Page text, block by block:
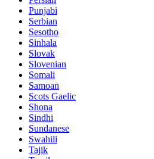
Punjabi
Serbian
Sesotho
Sinhala
Slovak
Slovenian
Somali
Samoan
Scots Gaelic
Shona
Sindhi
Sundanese
Swahili
Tajik